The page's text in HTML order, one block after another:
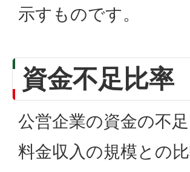
示すものです。
資金不足比率
公営企業の資金の不
料金収入の規模との